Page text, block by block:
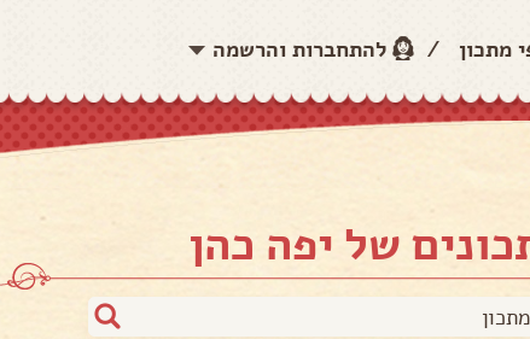
מתכון / להתחברות והרשמה
של יפה כהן